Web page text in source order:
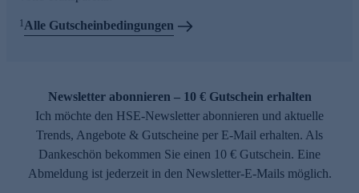
1 Alle Gutscheinbedingungen
Newsletter abonnieren – 10 € Gutschein erhalten
Ich möchte den HSE-Newsletter abonnieren und aktuelle
Trends, Angebote & Gutscheine per E-Mail erhalten. Als
Dankeschön bekommen Sie einen 10 € Gutschein. Eine
Abmeldung ist jederzeit in den Newsletter-E-Mails möglich.